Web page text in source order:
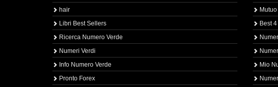
hair
Libri Best Sellers
Ricerca Numero Verde
Numeri Verdi
Info Numero Verde
Pronto Forex
Best
Mio